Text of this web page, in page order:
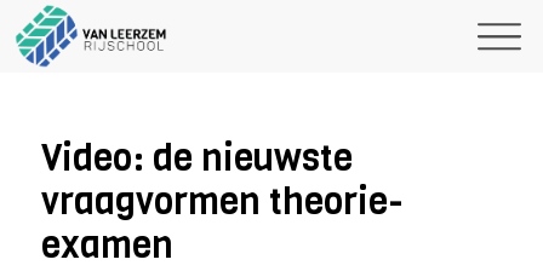
Video: de nieuwste
vraagvormen theorie-
examen